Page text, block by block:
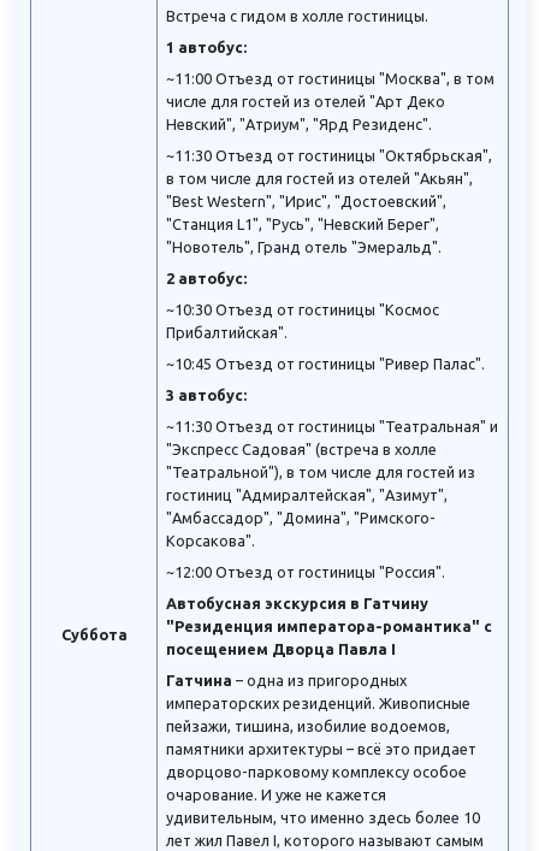
Суббота
Встреча с гидом в холле гостиницы.
1 автобус:
~11:00 Отъезд от гостиницы "Москва", в том
числе для гостей из отелей "Арт Деко
Невский", "Атриум", "Ярд Резиденс".
~11:30 Отъезд от гостиницы "Октябрьская",
в том числе для гостей из отелей "Акьян",
"Best Western", "Ирис", "Достоевский",
"Станция L1", "Русь", "Невский Берег",
"Новотель", Гранд отель "Эмеральд".
2 автобус:
~10:30 Отъезд от гостиницы "Космос
Прибалтийская".
~10:45 Отъезд от гостиницы "Ривер Палас".
3 автобус:
~11:30 Отъезд от гостиницы "Театральная" и
"Экспресс Садовая" (встреча в холле
"Театральной"), в том числе для гостей из
гостиниц "Адмиралтейская", "Азимут",
"Амбассадор", "Домина", "Римского-
Корсакова".
~12:00 Отъезд от гостиницы "Россия".
Автобусная экскурсия в Гатчину
"Резиденция императора-романтика" с
посещением Дворца Павла I
Гатчина – одна из пригородных
императорских резиденций. Живописные
пейзажи, тишина, изобилие водоемов,
памятники архитектуры – всё это придает
дворцово-парковому комплексу особое
очарование. И уже не кажется
удивительным, что именно здесь более 10
лет жил Павел I, которого называют самым